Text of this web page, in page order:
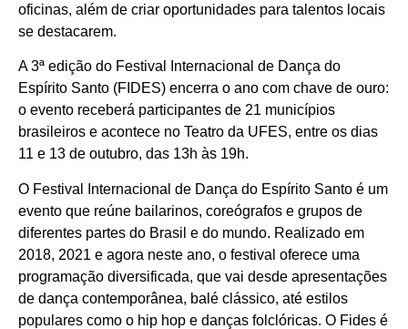
oficinas, além de criar oportunidades para talentos locais
se destacarem.
A 3ª edição do Festival Internacional de Dança do
Espírito Santo (FIDES) encerra o ano com chave de ouro:
o evento receberá participantes de 21 municípios
brasileiros e acontece no Teatro da UFES, entre os dias
11 e 13 de outubro, das 13h às 19h.
O Festival Internacional de Dança do Espírito Santo é um
evento que reúne bailarinos, coreógrafos e grupos de
diferentes partes do Brasil e do mundo. Realizado em
2018, 2021 e agora neste ano, o festival oferece uma
programação diversificada, que vai desde apresentações
de dança contemporânea, balé clássico, até estilos
populares como o hip hop e danças folclóricas. O Fides é